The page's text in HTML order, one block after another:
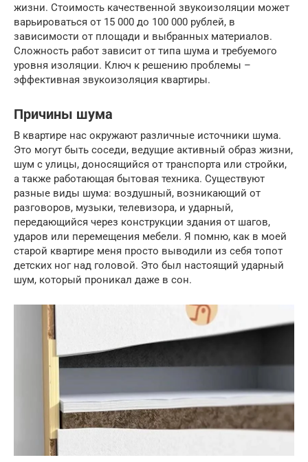
жизни. Стоимость качественной звукоизоляции может
варьироваться от 15 000 до 100 000 рублей, в
зависимости от площади и выбранных материалов.
Сложность работ зависит от типа шума и требуемого
уровня изоляции. Ключ к решению проблемы –
эффективная звукоизоляция квартиры.
Причины шума
В квартире нас окружают различные источники шума.
Это могут быть соседи, ведущие активный образ жизни,
шум с улицы, доносящийся от транспорта или стройки,
а также работающая бытовая техника. Существуют
разные виды шума: воздушный, возникающий от
разговоров, музыки, телевизора, и ударный,
передающийся через конструкции здания от шагов,
ударов или перемещения мебели. Я помню, как в моей
старой квартире меня просто выводили из себя топот
детских ног над головой. Это был настоящий ударный
шум, который проникал даже в сон.